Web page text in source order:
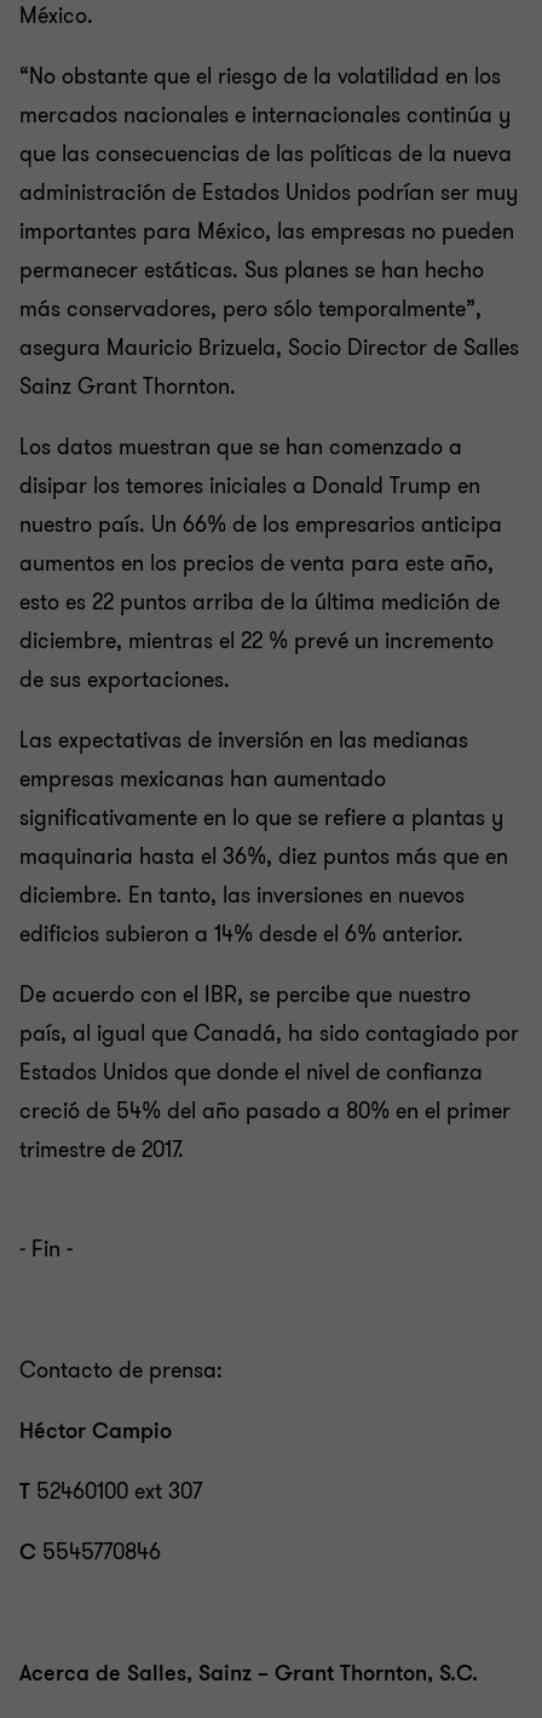
México.
“No obstante que el riesgo de la volatilidad en los
mercados nacionales e internacionales continúa y
que las consecuencias de las políticas de la nueva
administración de Estados Unidos podrían ser muy
importantes para México, las empresas no pueden
permanecer estáticas. Sus planes se han hecho
más conservadores, pero sólo temporalmente”,
asegura Mauricio Brizuela, Socio Director de Salles
Sainz Grant Thornton.
Los datos muestran que se han comenzado a
disipar los temores iniciales a Donald Trump en
nuestro país. Un 66% de los empresarios anticipa
aumentos en los precios de venta para este año,
esto es 22 puntos arriba de la última medición de
diciembre, mientras el 22 % prevé un incremento
de sus exportaciones.
Las expectativas de inversión en las medianas
empresas mexicanas han aumentado
significativamente en lo que se refiere a plantas y
maquinaria hasta el 36%, diez puntos más que en
diciembre. En tanto, las inversiones en nuevos
edificios subieron a 14% desde el 6% anterior.
De acuerdo con el IBR, se percibe que nuestro
país, al igual que Canadá, ha sido contagiado por
Estados Unidos que donde el nivel de confianza
creció de 54% del año pasado a 80% en el primer
trimestre de 2017.
- Fin -
Contacto de prensa:
Héctor Campio
T 52460100 ext 307
C 5545770846
Acerca de Salles, Sainz – Grant Thornton, S.C.